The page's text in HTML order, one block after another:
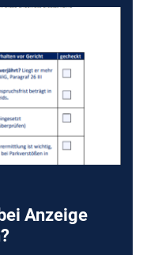
Anzeige